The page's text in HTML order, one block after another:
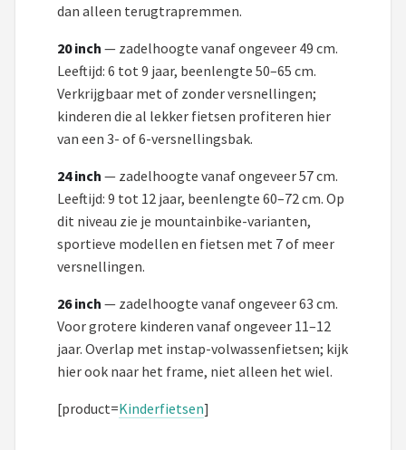
dan alleen terugtrapremmen.
20 inch — zadelhoogte vanaf ongeveer 49 cm.
Leeftijd: 6 tot 9 jaar, beenlengte 50–65 cm.
Verkrijgbaar met of zonder versnellingen;
kinderen die al lekker fietsen profiteren hier
van een 3- of 6-versnellingsbak.
24 inch — zadelhoogte vanaf ongeveer 57 cm.
Leeftijd: 9 tot 12 jaar, beenlengte 60–72 cm. Op
dit niveau zie je mountainbike-varianten,
sportieve modellen en fietsen met 7 of meer
versnellingen.
26 inch — zadelhoogte vanaf ongeveer 63 cm.
Voor grotere kinderen vanaf ongeveer 11–12
jaar. Overlap met instap-volwassenfietsen; kijk
hier ook naar het frame, niet alleen het wiel.
[product=Kinderfietsen]